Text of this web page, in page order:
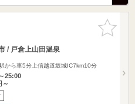
お気に入
りに追加
/ 戸倉上山田温泉
から車5分上信越道坂城IC7km10分
25:00
～